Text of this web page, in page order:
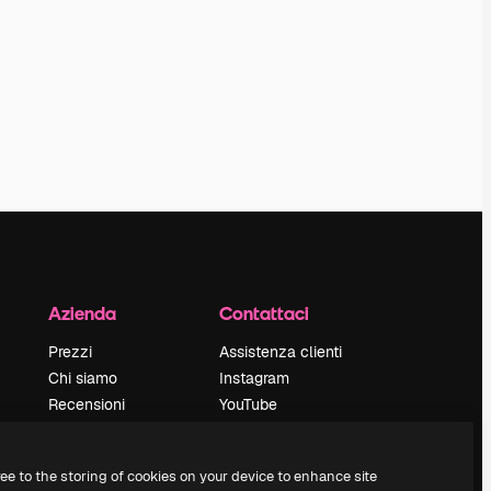
Azienda
Prezzi
Chi siamo
Recensioni
Blog
Contattaci
Assistenza clienti
Instagram
YouTube
Discord
to the storing of cookies on your device to enhance site